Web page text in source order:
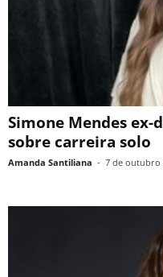
Simone Mendes
sobre carreira solo
Amanda Santiliana - 7 de outubro